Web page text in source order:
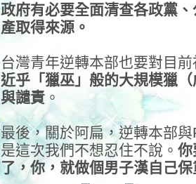
政府有必要全面清查各政黨
產取得來源。
台灣青年逆轉本部也要對目
近乎「獵巫」般的大規模獵
與譴責 。
最後，關於阿扁，逆轉本部
是這次我們不想忍住不說。 你
了，你，就做個男子漢自己